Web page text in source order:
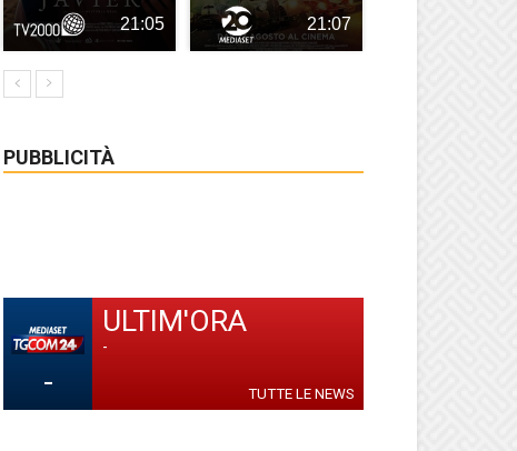
21:05 21:07
PUBBLICITÀ
-
ULTIM'ORA
-
TUTTE LE NEWS